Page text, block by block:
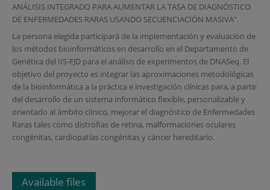
ANÁLISIS INTEGRADO PARA AUMENTAR LA TASA DE DIAGNÓSTICO
DE ENFERMEDADES RARAS USANDO SECUENCIACIÓN MASIVA".
La persona elegida participará de la implementación y evaluación de
los métodos bioinformáticos en desarrollo en el Departamento de
Genética del IIS-FJD para el análisis de experimentos de DNASeq. El
objetivo del proyecto es integrar las aproximaciones metodológicas
de la bioinformática a la práctica e investigación clínicas para, a partir
del desarrollo de un sistema informático flexible, personalizable y
orientado al ámbito clínico, mejorar el diagnóstico de Enfermedades
Raras tales como distrofias de retina, malformaciones oculares
congénitas, cardiopatías congénitas y cáncer hereditario.
Available files